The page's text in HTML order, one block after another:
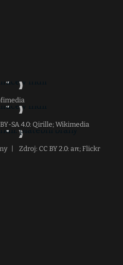
SA 4.0: Qirille; Wikimedia
Zdroj: CC BY 2.0: aπ; Flickr